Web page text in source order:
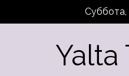
Суббота,
Yalta